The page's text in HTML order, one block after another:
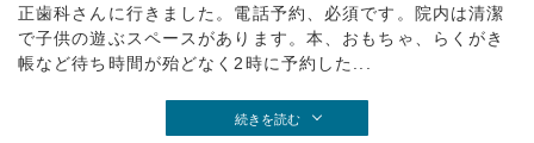
正歯科さんに行きました。電話予約、必須です。院内は清潔
で子供の遊ぶスペースがあります。本、おもちゃ、らくがき
帳など待ち時間が殆どなく2時に予約した...
続きを読む